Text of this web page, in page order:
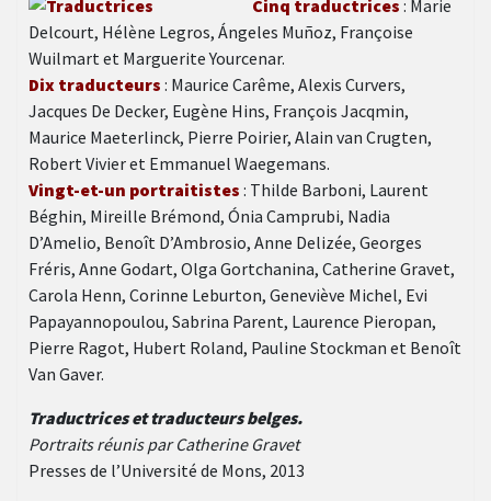
Cinq traductrices : Marie
Delcourt, Hélène Legros, Ángeles Muñoz, Françoise
Wuilmart et Marguerite Yourcenar.
Dix traducteurs : Maurice Carême, Alexis Curvers,
Jacques De Decker, Eugène Hins, François Jacqmin,
Maurice Maeterlinck, Pierre Poirier, Alain van Crugten,
Robert Vivier et Emmanuel Waegemans.
Vingt-et-un portraitistes : Thilde Barboni, Laurent
Béghin, Mireille Brémond, Ónia Camprubi, Nadia
D’Amelio, Benoît D’Ambrosio, Anne Delizée, Georges
Fréris, Anne Godart, Olga Gortchanina, Catherine Gravet,
Carola Henn, Corinne Leburton, Geneviève Michel, Evi
Papayannopoulou, Sabrina Parent, Laurence Pieropan,
Pierre Ragot, Hubert Roland, Pauline Stockman et Benoît
Van Gaver.
Traductrices et traducteurs belges.
Portraits réunis par Catherine Gravet
Presses de l’Université de Mons, 2013